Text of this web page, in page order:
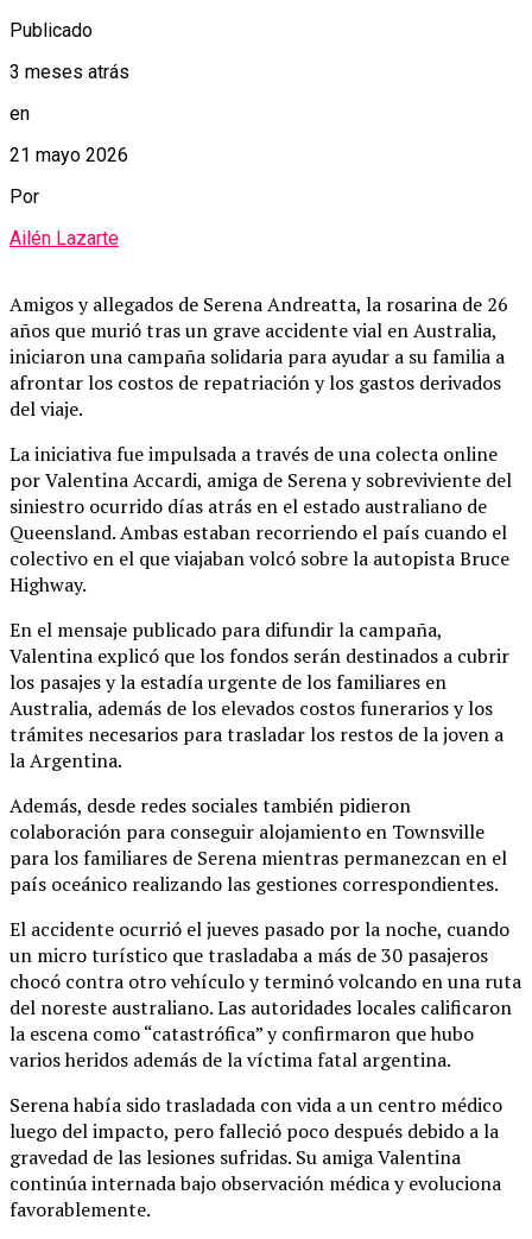
Publicado
3 meses atrás
en
21 mayo 2026
Por
Ailén Lazarte
Amigos y allegados de Serena Andreatta, la rosarina de 26
años que murió tras un grave accidente vial en Australia,
iniciaron una campaña solidaria para ayudar a su familia a
afrontar los costos de repatriación y los gastos derivados
del viaje.
La iniciativa fue impulsada a través de una colecta online
por Valentina Accardi, amiga de Serena y sobreviviente del
siniestro ocurrido días atrás en el estado australiano de
Queensland. Ambas estaban recorriendo el país cuando el
colectivo en el que viajaban volcó sobre la autopista Bruce
Highway.
En el mensaje publicado para difundir la campaña,
Valentina explicó que los fondos serán destinados a cubrir
los pasajes y la estadía urgente de los familiares en
Australia, además de los elevados costos funerarios y los
trámites necesarios para trasladar los restos de la joven a
la Argentina.
Además, desde redes sociales también pidieron
colaboración para conseguir alojamiento en Townsville
para los familiares de Serena mientras permanezcan en el
país oceánico realizando las gestiones correspondientes.
El accidente ocurrió el jueves pasado por la noche, cuando
un micro turístico que trasladaba a más de 30 pasajeros
chocó contra otro vehículo y terminó volcando en una ruta
del noreste australiano. Las autoridades locales calificaron
la escena como “catastrófica” y confirmaron que hubo
varios heridos además de la víctima fatal argentina.
Serena había sido trasladada con vida a un centro médico
luego del impacto, pero falleció poco después debido a la
gravedad de las lesiones sufridas. Su amiga Valentina
continúa internada bajo observación médica y evoluciona
favorablemente.